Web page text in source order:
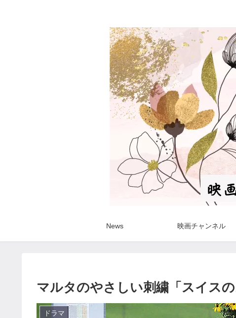
News 映画チャンネル
マルタのやさしい刺繍「スイス
ドラマ